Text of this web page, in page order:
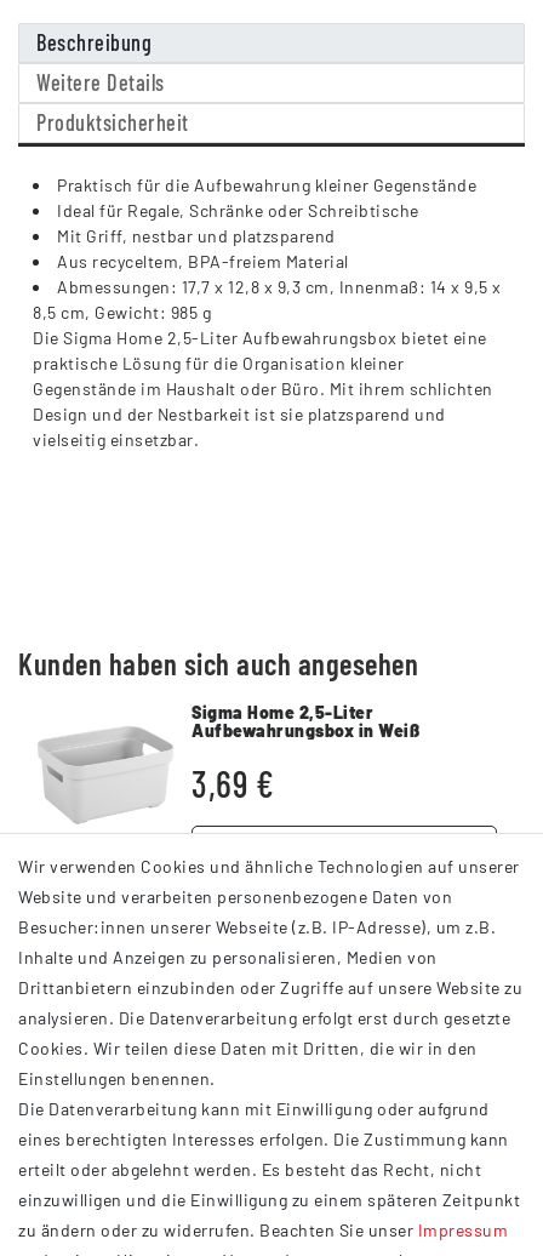
Beschreibung
Weitere Details
Produktsicherheit
Praktisch für die Aufbewahrung kleiner Gegenstände
Ideal für Regale, Schränke oder Schreibtische
Mit Griff, nestbar und platzsparend
Aus recyceltem, BPA-freiem Material
Abmessungen: 17,7 x 12,8 x 9,3 cm, Innenmaß: 14 x 9,5 x
8,5 cm, Gewicht: 985 g
Die Sigma Home 2,5-Liter Aufbewahrungsbox bietet eine
praktische Lösung für die Organisation kleiner
Gegenstände im Haushalt oder Büro. Mit ihrem schlichten
Design und der Nestbarkeit ist sie platzsparend und
vielseitig einsetzbar.
Kunden haben sich auch angesehen
Sigma Home 2,5-Liter
Aufbewahrungsbox in Weiß
3,69 €
INFORMATIONEN
AGB
Impressum
Datenschutzerklärung
Widerrufsrecht
Barrierefreiheit
Wir verwenden Cookies und ähnliche Technologien auf unserer
Website und verarbeiten personenbezogene Daten von
Besucher:innen unserer Webseite (z.B. IP-Adresse), um z.B.
Inhalte und Anzeigen zu personalisieren, Medien von
Drittanbietern einzubinden oder Zugriffe auf unsere Website zu
analysieren. Die Datenverarbeitung erfolgt erst durch gesetzte
Cookies. Wir teilen diese Daten mit Dritten, die wir in den
Einstellungen benennen.
Die Datenverarbeitung kann mit Einwilligung oder aufgrund
eines berechtigten Interesses erfolgen. Die Zustimmung kann
erteilt oder abgelehnt werden. Es besteht das Recht, nicht
einzuwilligen und die Einwilligung zu einem späteren Zeitpunkt
zu ändern oder zu widerrufen. Beachten Sie unser Impressum